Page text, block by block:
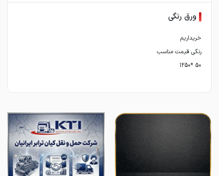
ورق رنگی
50 *1250